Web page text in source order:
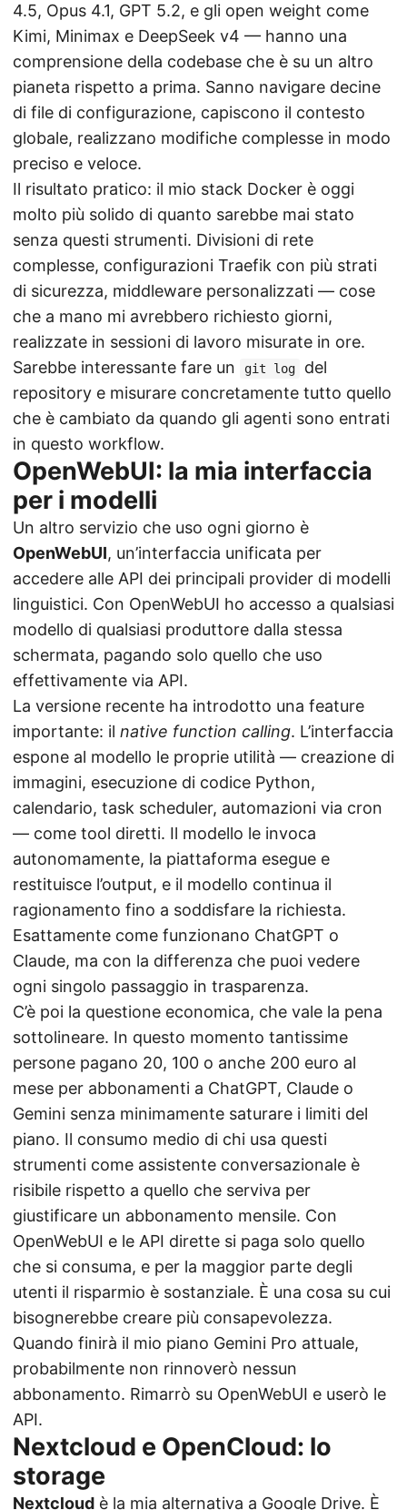
4.5, Opus 4.1, GPT 5.2, e gli open weight come
Kimi, Minimax e DeepSeek v4 — hanno una
comprensione della codebase che è su un altro
pianeta rispetto a prima. Sanno navigare decine
di file di configurazione, capiscono il contesto
globale, realizzano modifiche complesse in modo
preciso e veloce.
Il risultato pratico: il mio stack Docker è oggi
molto più solido di quanto sarebbe mai stato
senza questi strumenti. Divisioni di rete
complesse, configurazioni Traefik con più strati
di sicurezza, middleware personalizzati — cose
che a mano mi avrebbero richiesto giorni,
realizzate in sessioni di lavoro misurate in ore.
Sarebbe interessante fare un
git log
del
repository e misurare concretamente tutto quello
che è cambiato da quando gli agenti sono entrati
in questo workflow.
OpenWebUI: la mia interfaccia
per i modelli
Un altro servizio che uso ogni giorno è
OpenWebUI, un’interfaccia unificata per
accedere alle API dei principali provider di modelli
linguistici. Con OpenWebUI ho accesso a qualsiasi
modello di qualsiasi produttore dalla stessa
schermata, pagando solo quello che uso
effettivamente via API.
La versione recente ha introdotto una feature
importante: il native function calling. L’interfaccia
espone al modello le proprie utilità — creazione di
immagini, esecuzione di codice Python,
calendario, task scheduler, automazioni via cron
— come tool diretti. Il modello le invoca
autonomamente, la piattaforma esegue e
restituisce l’output, e il modello continua il
ragionamento fino a soddisfare la richiesta.
Esattamente come funzionano ChatGPT o
Claude, ma con la differenza che puoi vedere
ogni singolo passaggio in trasparenza.
C’è poi la questione economica, che vale la pena
sottolineare. In questo momento tantissime
persone pagano 20, 100 o anche 200 euro al
mese per abbonamenti a ChatGPT, Claude o
Gemini senza minimamente saturare i limiti del
piano. Il consumo medio di chi usa questi
strumenti come assistente conversazionale è
risibile rispetto a quello che serviva per
giustificare un abbonamento mensile. Con
OpenWebUI e le API dirette si paga solo quello
che si consuma, e per la maggior parte degli
utenti il risparmio è sostanziale. È una cosa su cui
bisognerebbe creare più consapevolezza.
Quando finirà il mio piano Gemini Pro attuale,
probabilmente non rinnoverò nessun
abbonamento. Rimarrò su OpenWebUI e userò le
API.
Nextcloud e OpenCloud: lo
storage
Nextcloud è la mia alternativa a Google Drive. È